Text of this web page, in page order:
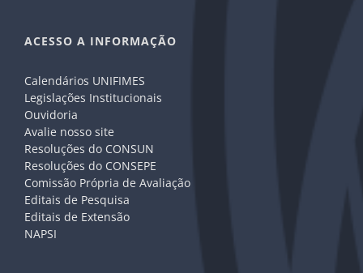
ACESSO A INFORMAÇÃO
Calendários UNIFIMES
Legislações Institucionais
Ouvidoria
Avalie nosso site
Resoluções do CONSUN
Resoluções do CONSEPE
Comissão Própria de Avaliação
Editais de Pesquisa
Editais de Extensão
NAPSI